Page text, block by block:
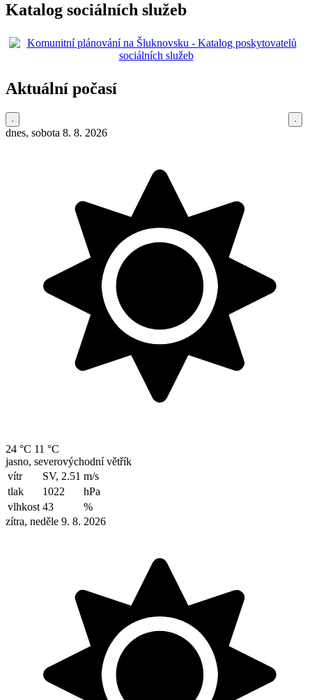
Katalog sociálních služeb
Aktuální počasí
dnes, sobota 8. 8. 2026
24 °C 11 °C
jasno, severovýchodní větřík
vítr
SV, 2.51 m/s
tlak
1022
hPa
vlhkost 43
%
zítra, neděle 9. 8. 2026